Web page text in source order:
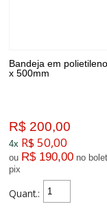
Bandeja em
x 500mm
R$ 200,00
4x R$ 50,00
ou R$ 190,00 no boleto ou
pix
Quant.: